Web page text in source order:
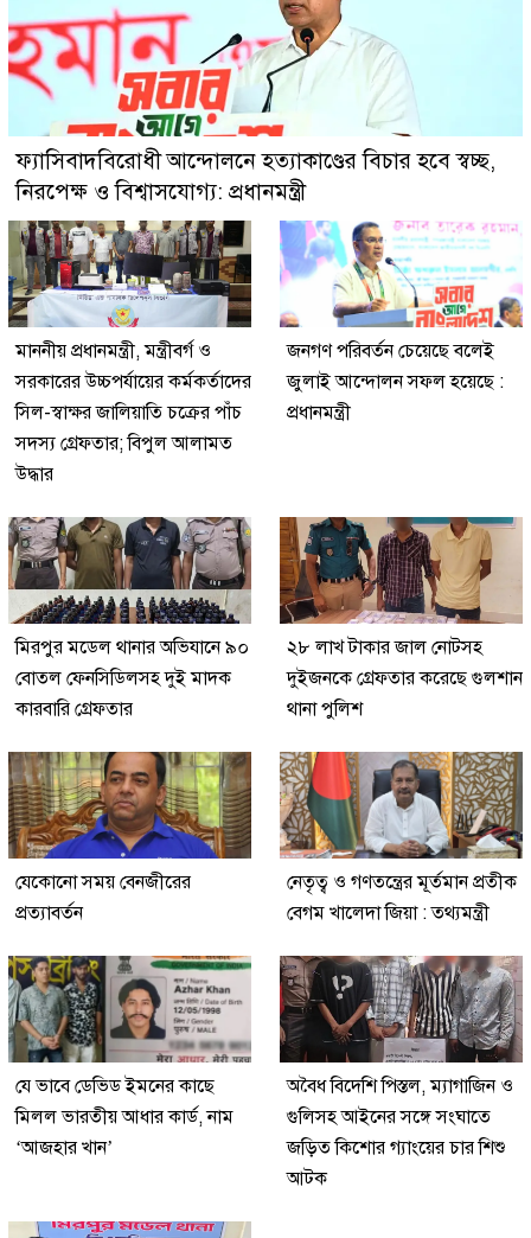
ফ্যাসিবাদবিরোধী আন্দোলনে হত্যাকাণ্ডের বিচার হবে স্বচ্ছ,
নিরপেক্ষ ও বিশ্বাসযোগ্য: প্রধানমন্ত্রী
মাননীয় প্রধানমন্ত্রী, মন্ত্রীবর্গ ও
সরকারের উচ্চপর্যায়ের কর্মকর্তাদের
সিল-স্বাক্ষর জালিয়াতি চক্রের পাঁচ
সদস্য গ্রেফতার; বিপুল আলামত
উদ্ধার
জনগণ পরিবর্তন চেয়েছে বলেই
জুলাই আন্দোলন সফল হয়েছে :
প্রধানমন্ত্রী
মিরপুর মডেল থানার অভিযানে ৯০
বোতল ফেনসিডিলসহ দুই মাদক
কারবারি গ্রেফতার
২৮ লাখ টাকার জাল নোটসহ
দুইজনকে গ্রেফতার করেছে গুলশান
থানা পুলিশ
যেকোনো সময় বেনজীরের
প্রত্যাবর্তন
নেতৃত্ব ও গণতন্ত্রের মূর্তমান প্রতীক
বেগম খালেদা জিয়া : তথ্যমন্ত্রী
যে ভাবে ডেভিড ইমনের কাছে
মিলল ভারতীয় আধার কার্ড, নাম
‘আজহার খান’
অবৈধ বিদেশি পিস্তল, ম্যাগাজিন ও
গুলিসহ আইনের সঙ্গে সংঘাতে
জড়িত কিশোর গ্যাংয়ের চার শিশু
আটক